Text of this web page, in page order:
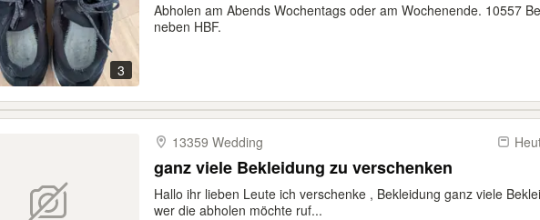
3
Abholen am Abends Wochentags oder am Wochenende. 10557
neben HBF.
13359 Wedding
ganz viele Bekleidung zu verschenken
Hallo ihr lieben Leute ich verschenke , Bekleidung ganz viele
wer die abholen möchte ruf...